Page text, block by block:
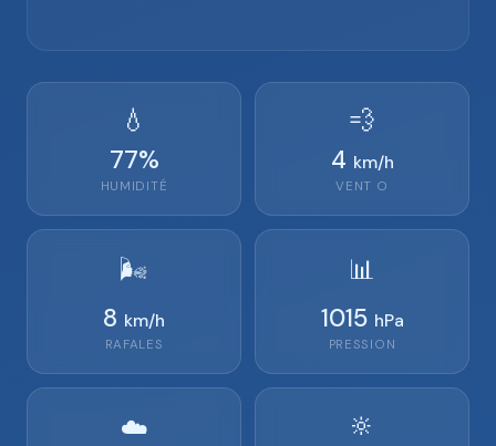
💧
77%
HUMIDITÉ
💨
4 km/h
VENT O
🌬️
8 km/h
RAFALES
📊
1015 hPa
PRESSION
☁️ 🔆